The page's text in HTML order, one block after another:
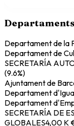
Departament de la
Departament de
SECRETARÍA
(9.6%)
Ajuntament de
Departament
Departament
SECRETARÍA DE
GLOBALES4,00 K